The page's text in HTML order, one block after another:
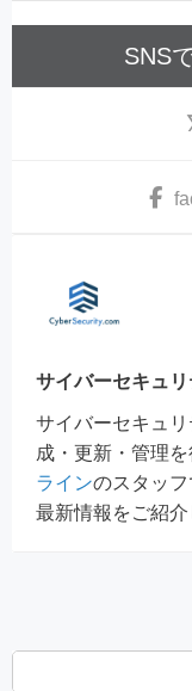
SNS
サイバーセキュ
サイバーセキュ
成・更新・管理
ラインのスタッ
最新情報をご紹介